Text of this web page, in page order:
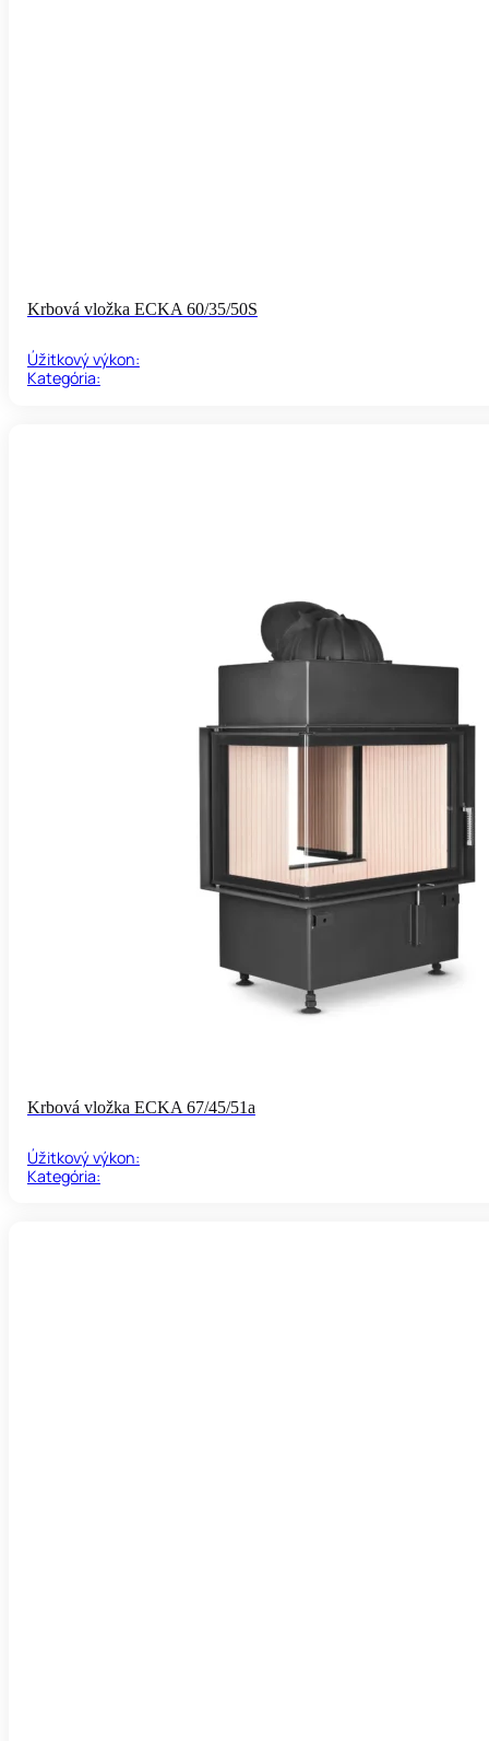
Krbová vložka ECKA 60/35/50S
Úžitkový výkon:
Kategória:
Krbová vložka ECKA 67/45/51a
Úžitkový výkon:
Kategória: